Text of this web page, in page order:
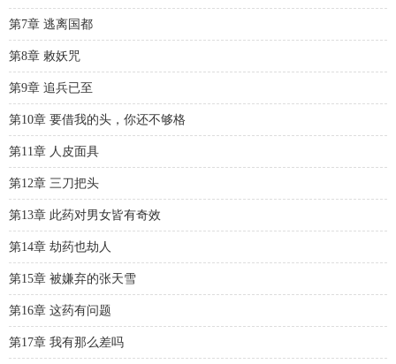
第7章 逃离国都
第8章 敕妖咒
第9章 追兵已至
第10章 要借我的头，你还不够格
第11章 人皮面具
第12章 三刀把头
第13章 此药对男女皆有奇效
第14章 劫药也劫人
第15章 被嫌弃的张天雪
第16章 这药有问题
第17章 我有那么差吗